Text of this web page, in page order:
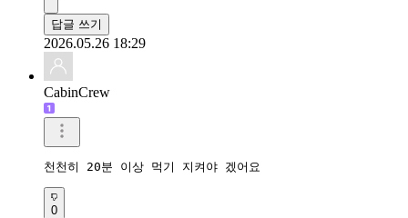
답글 쓰기
2026.05.26 18:29
CabinCrew
천천히 20분 이상 먹기 지켜야 겠어요
0